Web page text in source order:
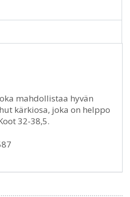
mahdollistaa hyvän
kärkiosa, joka on helppo
32-38,5.